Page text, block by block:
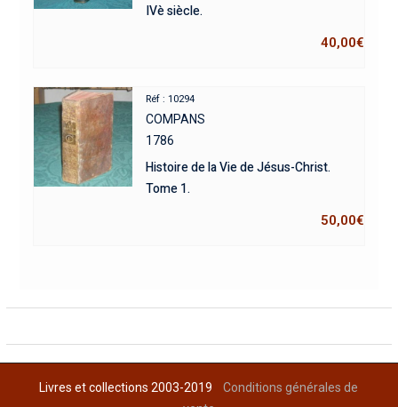
IVè siècle.
40,00€
Réf : 10294
COMPANS
1786
Histoire de la Vie de Jésus-Christ.
Tome 1.
50,00€
Livres et collections 2003-2019Conditions générales de